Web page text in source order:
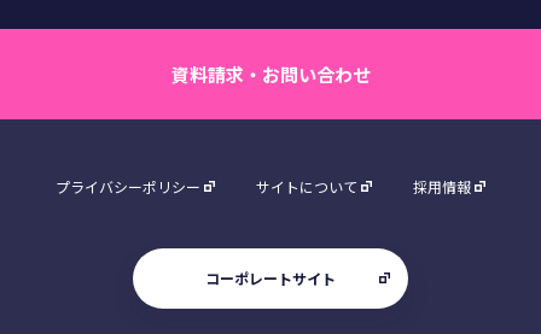
資料請求・お問い合わせ
プライバシーポリシー サイトについて 採用情報
コーポレートサイト